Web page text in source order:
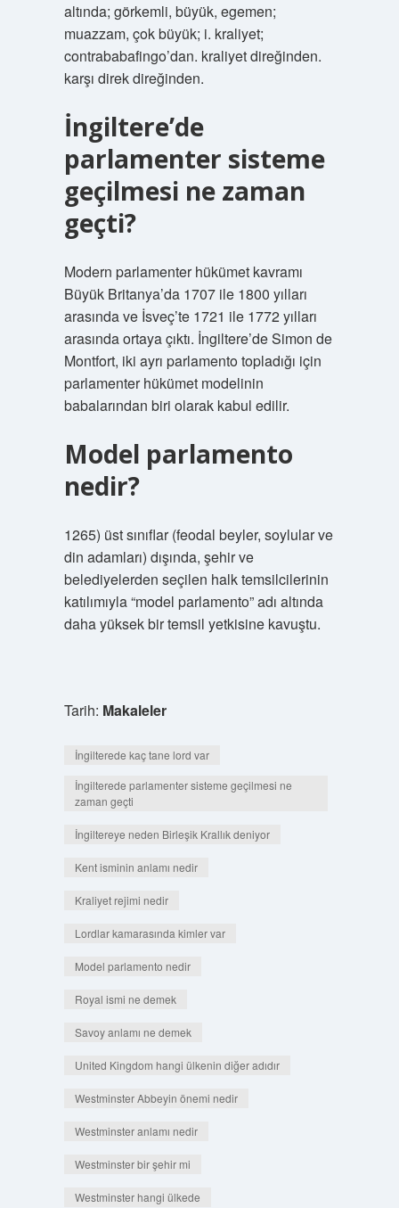
altında; görkemli, büyük, egemen;
muazzam, çok büyük; i. kraliyet;
contrababafingo’dan. kraliyet direğinden.
karşı direk direğinden.
İngiltere’de
parlamenter sisteme
geçilmesi ne zaman
geçti?
Modern parlamenter hükümet kavramı
Büyük Britanya’da 1707 ile 1800 yılları
arasında ve İsveç’te 1721 ile 1772 yılları
arasında ortaya çıktı. İngiltere’de Simon de
Montfort, iki ayrı parlamento topladığı için
parlamenter hükümet modelinin
babalarından biri olarak kabul edilir.
Model parlamento
nedir?
1265) üst sınıflar (feodal beyler, soylular ve
din adamları) dışında, şehir ve
belediyelerden seçilen halk temsilcilerinin
katılımıyla “model parlamento” adı altında
daha yüksek bir temsil yetkisine kavuştu.
Tarih: Makaleler
İngilterede kaç tane lord var
İngilterede parlamenter sisteme geçilmesi ne
zaman geçti
İngiltereye neden Birleşik Krallık deniyor
Kent isminin anlamı nedir
Kraliyet rejimi nedir
Lordlar kamarasında kimler var
Model parlamento nedir
Royal ismi ne demek
Savoy anlamı ne demek
United Kingdom hangi ülkenin diğer adıdır
Westminster Abbeyin önemi nedir
Westminster anlamı nedir
Westminster bir şehir mi
Westminster hangi ülkede